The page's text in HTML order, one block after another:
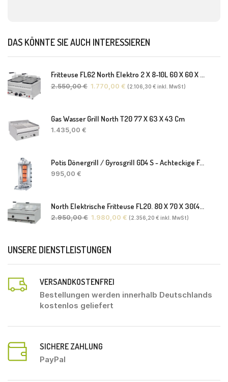
DAS KÖNNTE SIE AUCH INTERESSIEREN
Fritteuse FL62 North Elektro 2 X 8-10L 60 X 60 X 30(38) Cm
2.550,00€ 1.770,00 € (2.106,30 € inkl. MwSt)
Gas Wasser Grill North T20 77 X 63 X 43 Cm
1.435,00 €
Potis Dönergrill / Gyrosgrill GD4 S - Achteckige Fettwanne-Ohne Schaufel
995,00 €
North Elektrische Fritteuse FL20. 80 X 70 X 30(46) Cm
2.950,00€ 1.980,00 € (2.356,20 € inkl. MwSt)
UNSERE DIENSTLEISTUNGEN
VERSANDKOSTENFREI
Bestellungen werden innerhalb Deutschlands
kostenlos geliefert
SICHERE ZAHLUNG
PayPal